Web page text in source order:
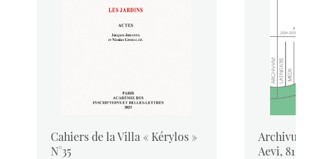
Cahiers de la Villa « Kérylos »
N°35
Aevi, 81,